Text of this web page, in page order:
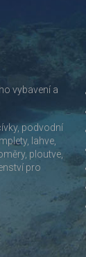
vybavení a
podvodní
lahve,
ploutve,
pro